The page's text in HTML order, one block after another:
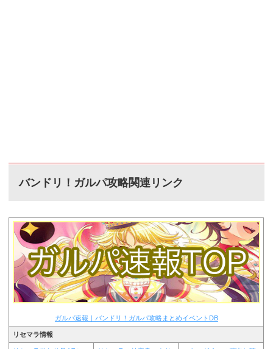
バンドリ！ガルパ攻略関連リンク
ガルパ速報｜バンドリ！ガルパ攻略まとめイベントDB
リセマラ情報